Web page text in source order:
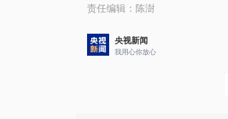
责任编辑： 陈澍
央视新闻
我用心你放心